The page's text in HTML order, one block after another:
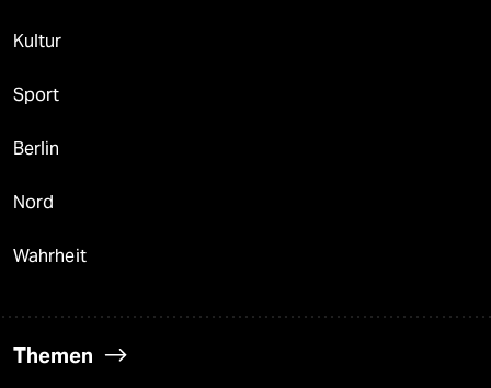
Kultur
Sport
Berlin
Nord
Wahrheit
Themen